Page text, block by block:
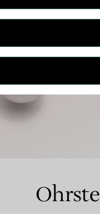
mit einem